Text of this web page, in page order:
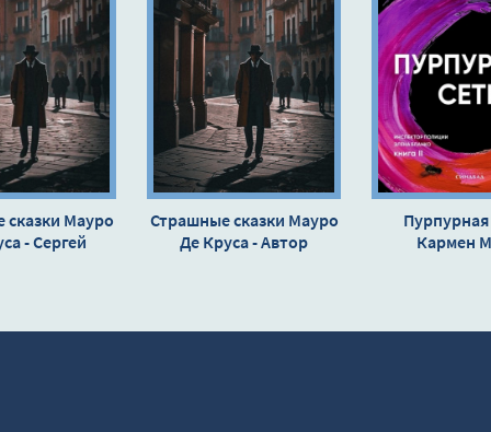
Мауро
- Сергей
Страшные сказки Мауро
Де Круса - Автор
Пурпурная
Кармен